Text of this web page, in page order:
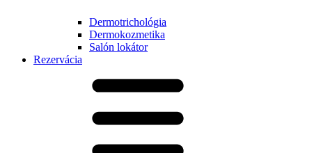
Dermotrichológia
Dermokozmetika
Salón lokátor
Rezervácia